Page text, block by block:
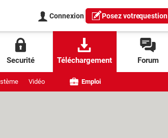
Connexion Posez votrequestion
Securité Téléchargement Forum
Vidéo Emploi